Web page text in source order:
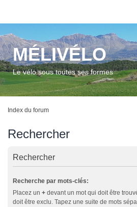
MÉLIVÉLO
Le vélo sous toutes ses formes
Index du forum
Rechercher
Rechercher
Recherche par mots-clés:
Placez un + devant un mot qui doit être
doit être exclu. Tapez une suite de mots